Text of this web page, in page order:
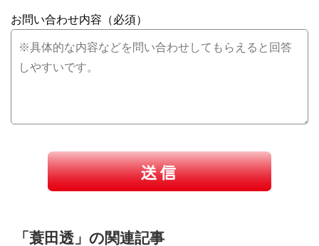
お問い合わせ内容（必須）
「蓑田透」の関連記事